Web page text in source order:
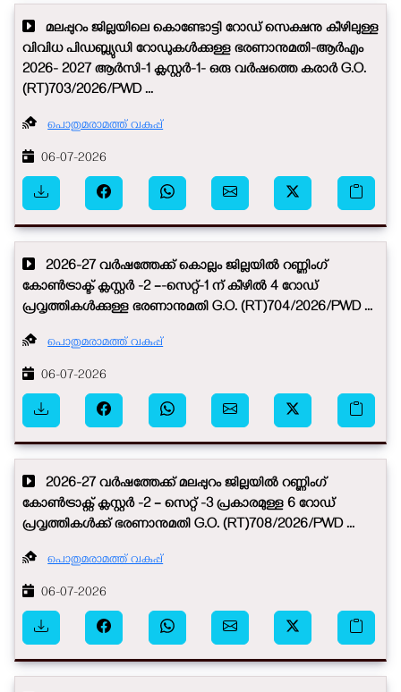
മലപ്പുറം ജില്ലയിലെ കൊണ്ടോട്ടി റോഡ് സെക്ഷനു കീഴിലുള്ള
വിവിധ പിഡബ്ല്യുഡി റോഡുകൾക്കുള്ള ഭരണാനുമതി-ആർഎം
2026- 2027 ആർസി-1 ക്ലസ്റ്റർ-1- ഒരു വർഷത്തെ കരാർ G.O.
(RT)703/2026/PWD ...
പൊതുമരാമത്ത് വകുപ്പ്
06-07-2026
2026-27 വർഷത്തേക്ക് കൊല്ലം ജില്ലയിൽ റണ്ണിംഗ്
കോൺട്രാക്ട് ക്ലസ്റ്റർ -2 –-സെറ്റ്-1 ന് കീഴിൽ 4 റോഡ്
പ്രവൃത്തികൾക്കുള്ള ഭരണാനുമതി G.O. (RT)704/2026/PWD ...
പൊതുമരാമത്ത് വകുപ്പ്
06-07-2026
2026-27 വർഷത്തേക്ക് മലപ്പുറം ജില്ലയിൽ റണ്ണിംഗ്
കോൺട്രാക്റ്റ് ക്ലസ്റ്റർ -2 – സെറ്റ് -3 പ്രകാരമുള്ള 6 റോഡ്
പ്രവൃത്തികൾക്ക് ഭരണാനുമതി G.O. (RT)708/2026/PWD ...
പൊതുമരാമത്ത് വകുപ്പ്
06-07-2026